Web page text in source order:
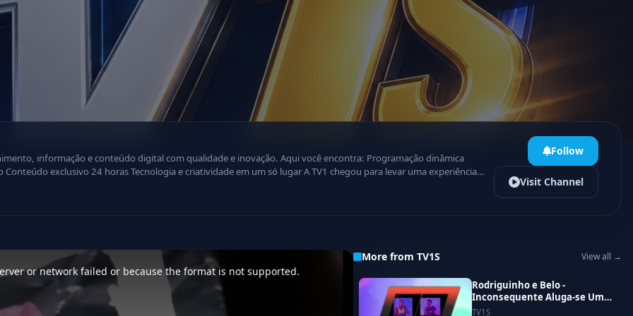
conteúdo digital com qualidade e inovação. Aqui você encontra: Programação dinâmica
Follow
Visit Channel
or network failed or because the format is not supported.
More from TV1S View all →
Rodriguinho e Belo -
Inconsequente Aluga-se Um
Coração (Rodriguinho No
TV1S